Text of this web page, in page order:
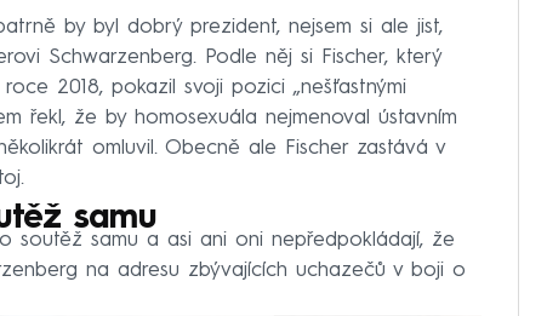
by byl dobrý prezident, nejsem si ale jist,
Schwarzenberg. Podle něj si Fischer, který
2018, pokazil svoji pozici „nešťastnými
řekl, že by homosexuála nejmenoval ústavním
omluvil. Obecně ale Fischer zastává v
samu
soutěž samu a asi ani oni nepředpokládají, že
na adresu zbývajících uchazečů v boji o